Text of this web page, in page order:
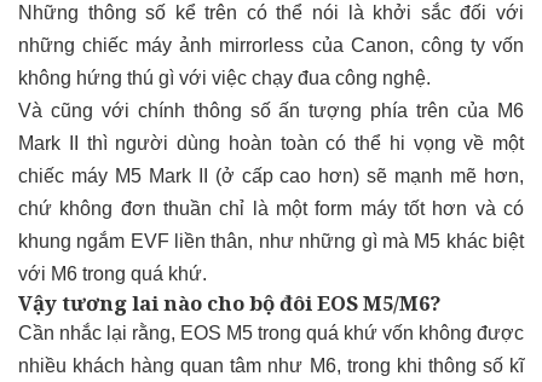
Những thông số kể trên có thể nói là khởi sắc đối với
những chiếc máy ảnh mirrorless của Canon, công ty vốn
không hứng thú gì với việc chạy đua công nghệ.
Và cũng với chính thông số ấn tượng phía trên của M6
Mark II thì người dùng hoàn toàn có thể hi vọng về một
chiếc máy M5 Mark II (ở cấp cao hơn) sẽ mạnh mẽ hơn,
chứ không đơn thuần chỉ là một form máy tốt hơn và có
khung ngắm EVF liền thân, như những gì mà M5 khác biệt
với M6 trong quá khứ.
Vậy tương lai nào cho bộ đôi EOS M5/M6?
Cần nhắc lại rằng, EOS M5 trong quá khứ vốn không được
nhiều khách hàng quan tâm như M6, trong khi thông số kĩ